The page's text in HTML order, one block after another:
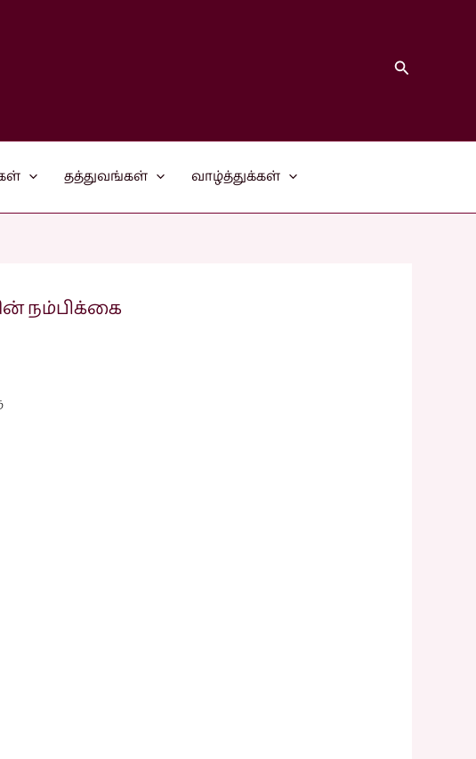
Search
தத்துவங்கள் வாழ்த்துக்கள்
நம்பிக்கை